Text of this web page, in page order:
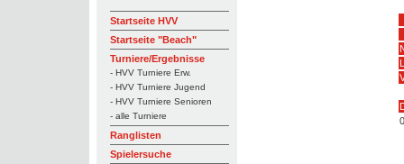
Startseite HVV
Startseite "Beach"
Turniere/Ergebnisse
- HVV Turniere Erw.
- HVV Turniere Jugend
- HVV Turniere Senioren
- alle Turniere
Ranglisten
Spielersuche